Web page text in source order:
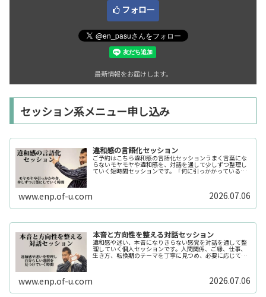
フォロー
最新情報をお届けします。
セッション系メニュー申し込み
違和感の言語化セッション
ご予約はこちら違和感の言語化セッションうまく言葉にな
らないモヤモヤや違和感を、対話を通して少しずつ整理し
ていく短時間セッションです。「何に引っかかっているの
か分からない」「今の自分の状態を整理したい」そんな時
www.enp.of-u.com 2026.07.06
本音と方向性を整える対話セッション
違和感や迷い、本音になりきらない感覚を対話を通して整
理していく個人セッションです。人間関係、ご縁、仕事、
生き方、転換期のテーマを丁寧に見つめ、必要に応じてカ
ードや感性の視点も補助的に用います。
www.enp.of-u.com 2026.07.06